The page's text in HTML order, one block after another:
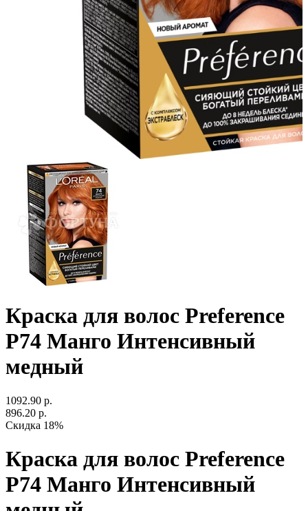
Краска для волос Preference
P74 Манго Интенсивный
медный
1092.90 р.
896.20 р.
Скидка 18%
Краска для волос Preference
P74 Манго Интенсивный